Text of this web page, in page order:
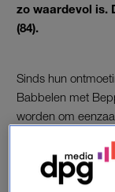
zo waardevol is.
(84).
Sinds hun
Babbelen met
worden om
maandelijks